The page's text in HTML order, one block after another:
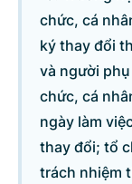
Trụ sở: 16 Lê
Điện thoại: Văn
Email:
Văn phòng
chức, cá
ký thay đổi
và người
chức, cá
ngày làm
thay đổi; tổ
trách nhiệm